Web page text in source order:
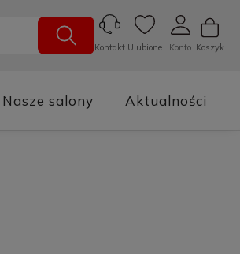
Koszyk
Konto
Ulubione
Kontakt
Nasze salony Aktualności